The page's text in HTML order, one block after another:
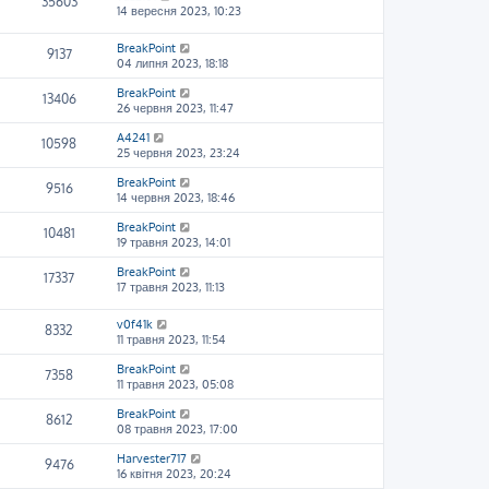
14 вересня 2023, 10:23
9137
BreakPoint
04 липня 2023, 18:18
13406
BreakPoint
26 червня 2023, 11:47
10598
A4241
25 червня 2023, 23:24
9516
BreakPoint
14 червня 2023, 18:46
10481
BreakPoint
19 травня 2023, 14:01
17337
BreakPoint
17 травня 2023, 11:13
8332
v0f41k
11 травня 2023, 11:54
7358
BreakPoint
11 травня 2023, 05:08
8612
BreakPoint
08 травня 2023, 17:00
9476
Harvester717
16 квітня 2023, 20:24